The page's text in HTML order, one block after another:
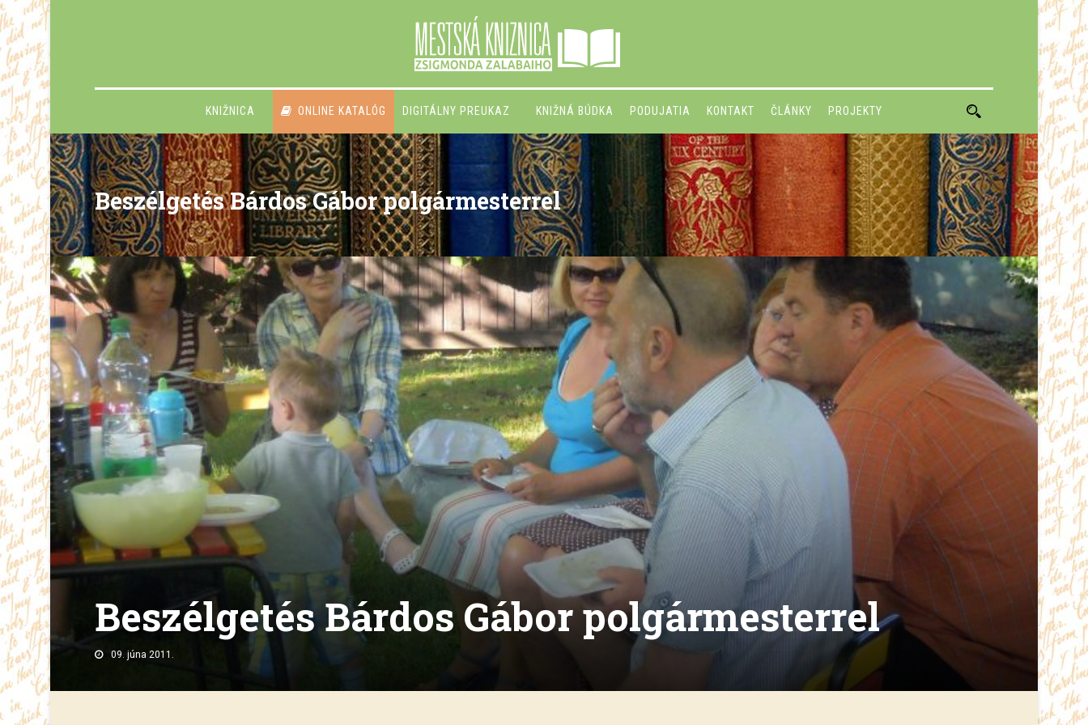
KNIŽNICA ONLINE KATALÓG DIGITÁLNY PREUKAZ KNIŽNÁ BÚDKA PODUJATIA KONTAKT ČLÁNKY PROJEKTY
Beszélgetés Bárdos Gábor polgármesterrel
Beszélgetés Bárdos Gábor polgármesterrel
09. júna 2011.